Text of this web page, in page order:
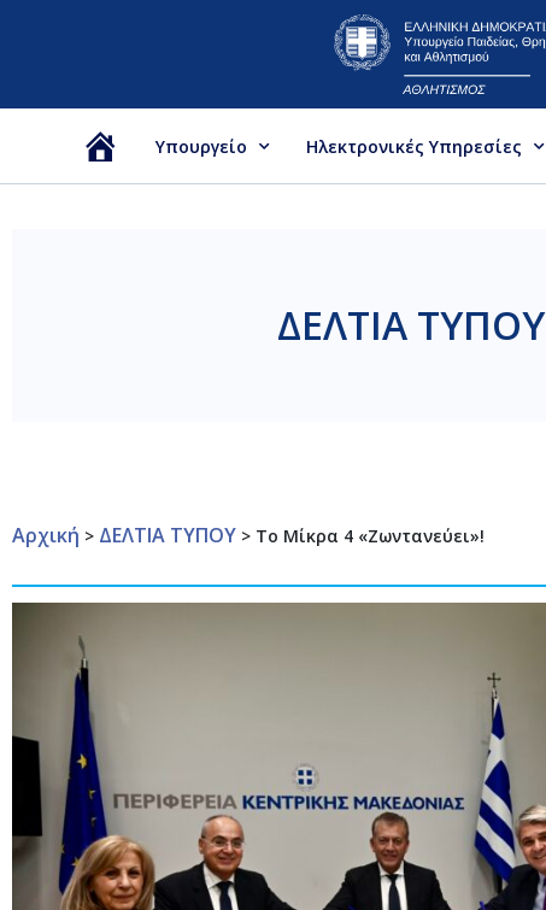
Αρχική
Υπουργείο Ηλεκτρονικές Υπηρεσίες
ΔΕΛΤΙΑ ΤΥΠΟΥ
Αρχική > ΔΕΛΤΙΑ ΤΥΠΟΥ > Το Μίκρα 4 «ζωντανεύει»!